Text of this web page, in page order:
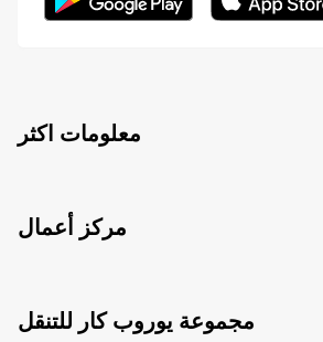
معلومات اكثر
مركز أعمال
مجموعة يوروب كار للتنقل